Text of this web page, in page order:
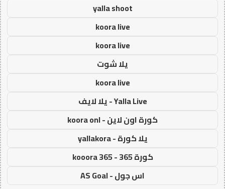
yalla shoot
koora live
koora live
يلا شوت
koora live
Yalla Live - يلا لايف
كورة اون لاين - koora onl
يلا كورة - yallakora
كورة 365 - kooora 365
اس جول - AS Goal